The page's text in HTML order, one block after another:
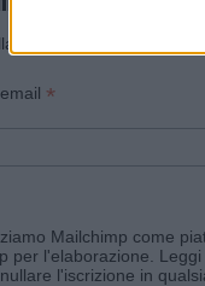
newsletter di Gallura
*
Mailchimp come
per l'elaborazione.
l'iscrizione in